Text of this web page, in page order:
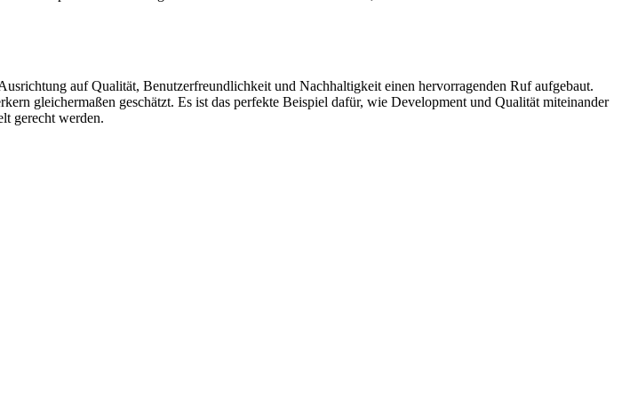
auf Qualität, Benutzerfreundlichkeit und Nachhaltigkeit einen hervorragenden Ruf aufgebaut.
gleichermaßen geschätzt. Es ist das perfekte Beispiel dafür, wie Development und Qualität miteinander
gerecht werden.